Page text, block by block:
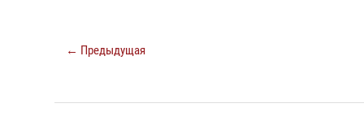
← Предыдущая